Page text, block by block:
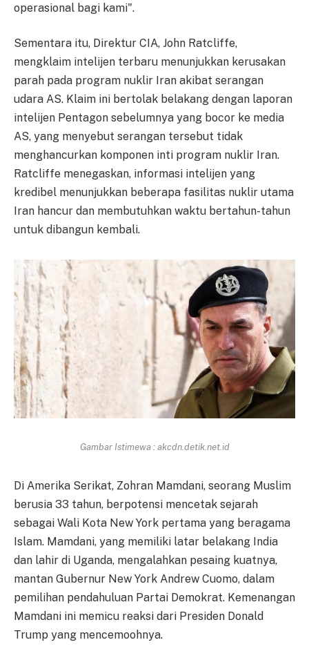
operasional bagi kami".
Sementara itu, Direktur CIA, John Ratcliffe,
mengklaim intelijen terbaru menunjukkan kerusakan
parah pada program nuklir Iran akibat serangan
udara AS. Klaim ini bertolak belakang dengan laporan
intelijen Pentagon sebelumnya yang bocor ke media
AS, yang menyebut serangan tersebut tidak
menghancurkan komponen inti program nuklir Iran.
Ratcliffe menegaskan, informasi intelijen yang
kredibel menunjukkan beberapa fasilitas nuklir utama
Iran hancur dan membutuhkan waktu bertahun-tahun
untuk dibangun kembali.
Gambar Istimewa : akcdn.detik.net.id
Di Amerika Serikat, Zohran Mamdani, seorang Muslim
berusia 33 tahun, berpotensi mencetak sejarah
sebagai Wali Kota New York pertama yang beragama
Islam. Mamdani, yang memiliki latar belakang India
dan lahir di Uganda, mengalahkan pesaing kuatnya,
mantan Gubernur New York Andrew Cuomo, dalam
pemilihan pendahuluan Partai Demokrat. Kemenangan
Mamdani ini memicu reaksi dari Presiden Donald
Trump yang mencemoohnya.